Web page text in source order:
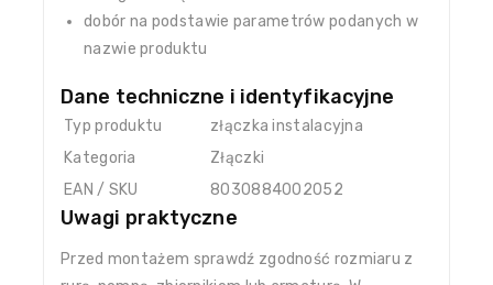
dobór na podstawie parametrów podanych w
nazwie produktu
Dane techniczne i identyfikacyjne
Typ produktu
złączka instalacyjna
Kategoria
Złączki
EAN / SKU
8030884002052
Uwagi praktyczne
Przed montażem sprawdź zgodność rozmiaru z